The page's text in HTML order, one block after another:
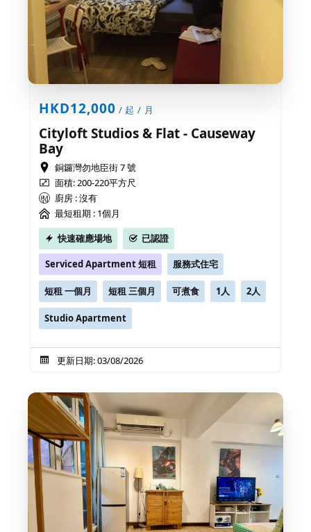
HKD12,000 / 起 / 月
Cityloft Studios & Flat - Causeway
Bay
銅鑼灣勿地臣街 7 號
面積: 200-220平方尺
廚房 : 沒有
最短租期 : 1個月
快速確應場地
已認證
Serviced Apartment 短租 服務式住宅
短租 一個月 短租 三個月 可煮食 1人 2人
Studio Apartment
更新日期: 03/08/2026